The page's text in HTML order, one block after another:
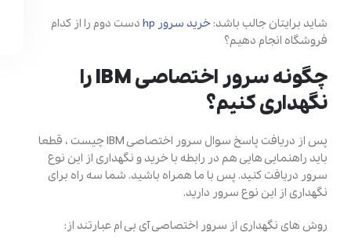
شاید برایتان جالب باشد: خرید سرور hp
دست دوم را از کدام
فروشگاه انجام دهیم؟
چگونه سرور اختصاصی IBM را
نگهداری کنیم؟
پس از دریافت پاسخ سوال سرور اختصاصی IBM چیست ، قطعا
باید راهنمایی هایی هم در رابطه با خرید و نگهداری از این نوع
سرور دریافت کنید. پس با ما همراه باشید. شما سه راه برای
نگهداری از این نوع سرور دارید.
روش های نگهداری از سرور اختصاصی آی بی ام عبارتند از: